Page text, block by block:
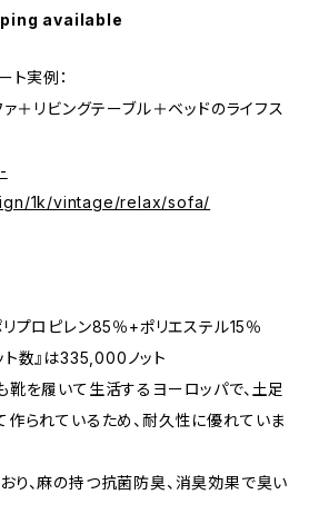
available
ト実例：
＋リビングテーブル＋ベッドのライフス
1k/vintage/relax/sofa/
プロピレン85％+ポリエステル15％
ト数』は335,000ノット
靴を履いて生活するヨーロッパで、土足
作られているため、耐久性に優れていま
り、麻の持つ抗菌防臭、消臭効果で臭い